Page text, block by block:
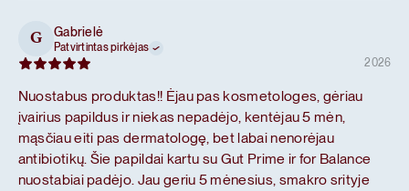
G Gabrielė
Patvirtintas pirkėjas
2026
Nuostabus produktas!! Ėjau pas kosmetologes, gėriau
įvairius papildus ir niekas nepadėjo, kentėjau 5 mėn,
mąsčiau eiti pas dermatologę, bet labai nenorėjau
antibiotikų. Šie papildai kartu su Gut Prime ir for Balance
nuostabiai padėjo. Jau geriu 5 mėnesius, smakro srityje